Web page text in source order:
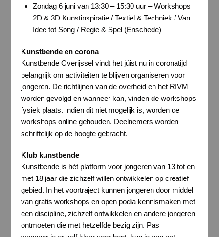
Zondag 6 juni van 13:30 – 15:30 uur – Workshops
2D & 3D Kunstinspiratie / Textiel & Techniek / Van
Idee tot Song / Regie & Spel (Enschede)
Kunstbende en corona
Kunstbende Overijssel vindt het júist nu in coronatijd
belangrijk om activiteiten te blijven organiseren voor
jongeren. De richtlijnen van de overheid en het RIVM
worden gevolgd en wanneer kan, vinden de workshops
fysiek plaats. Indien dit niet mogelijk is, worden de
workshops online gehouden. Deelnemers worden
schriftelijk op de hoogte gebracht.
Klub kunstbende
Kunstbende is hét platform voor jongeren van 13 tot en
met 18 jaar die zichzelf willen ontwikkelen op creatief
gebied. In het voortraject kunnen jongeren door middel
van gratis workshops en open podia kennismaken met
een discipline, zichzelf ontwikkelen en andere jongeren
ontmoeten die met hetzelfde bezig zijn. Pas